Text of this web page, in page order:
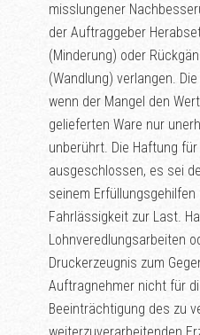
misslungener
der Auftraggeber
(Minderung) oder
(Wandlung) verlangen.
wenn der Mangel den
gelieferten Ware nur
unberührt. Die Haftung
ausgeschlossen, es sei
seinem
Fahrlässigkeit zur Last.
Lohnveredlungsarbeiten
Druckerzeugnis zum
Auftragnehmer nicht für
Beeinträchtigung des zu